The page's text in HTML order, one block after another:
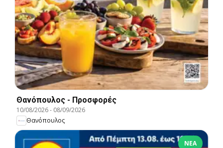
Θανόπουλος - Προσφορές
10/08/2026- 08/09/2026
Θανόπουλος
ΝΈΑ